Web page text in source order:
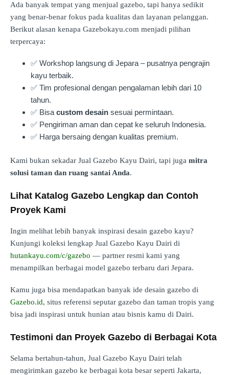
Ada banyak tempat yang menjual gazebo, tapi hanya sedikit
yang benar-benar fokus pada kualitas dan layanan pelanggan.
Berikut alasan kenapa Gazebokayu.com menjadi pilihan
terpercaya:
✅ Workshop langsung di Jepara – pusatnya pengrajin
kayu terbaik.
✅ Tim profesional dengan pengalaman lebih dari 10
tahun.
✅ Bisa custom desain sesuai permintaan.
✅ Pengiriman aman dan cepat ke seluruh Indonesia.
✅ Harga bersaing dengan kualitas premium.
Kami bukan sekadar Jual Gazebo Kayu Dairi, tapi juga mitra
solusi taman dan ruang santai Anda.
Lihat Katalog Gazebo Lengkap dan Contoh
Proyek Kami
Ingin melihat lebih banyak inspirasi desain gazebo kayu?
Kunjungi koleksi lengkap Jual Gazebo Kayu Dairi di
hutankayu.com/c/gazebo — partner resmi kami yang
menampilkan berbagai model gazebo terbaru dari Jepara.
Kamu juga bisa mendapatkan banyak ide desain gazebo di
Gazebo.id, situs referensi seputar gazebo dan taman tropis yang
bisa jadi inspirasi untuk hunian atau bisnis kamu di Dairi.
Testimoni dan Proyek Gazebo di Berbagai Kota
Selama bertahun-tahun, Jual Gazebo Kayu Dairi telah
mengirimkan gazebo ke berbagai kota besar seperti Jakarta,